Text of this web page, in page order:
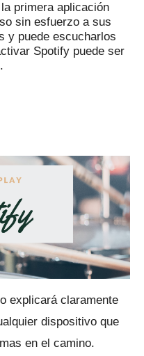
primera aplicación
sin esfuerzo a sus
y puede escucharlos
Spotify puede ser
explicará claramente
dispositivo que
en el camino.